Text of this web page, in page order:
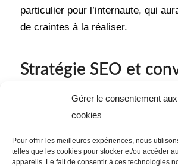
Gérer le consentement aux
cookies
Pour offrir les meilleures expériences, nous
telles que les cookies pour stocker et/ou accéder
appareils. Le fait de consentir à ces technologies
particulier pour l’internaute, qui
de craintes à la réaliser.
Stratégie SEO et
Pour conclure sur le sujet de la «
SEO », on remarque que cette
référencement naturel, mais aussi
(expérience utilisateur du site